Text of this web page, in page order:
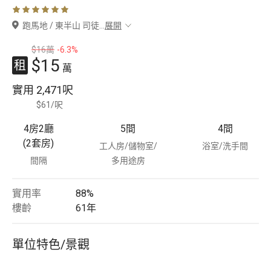
豪宅專家
豪宅分行
跑馬地 / 東半山 司徒 展開
$16萬 -6.3%
租 $15 萬
實用 2,471呎
$61/呎
4房2廳
(2套房)
間隔
5間
工人房/儲物室/
多用途房
4間
浴室/洗手間
實用率
88%
樓齡
61年
單位特色/景觀